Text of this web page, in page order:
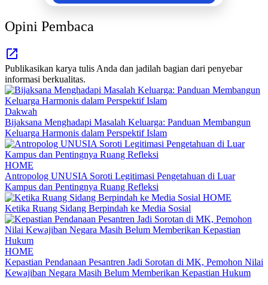
Opini Pembaca
Publikasikan karya tulis Anda dan jadilah bagian dari penyebar
informasi berkualitas.
Dakwah
Bijaksana Menghadapi Masalah Keluarga: Panduan Membangun
Keluarga Harmonis dalam Perspektif Islam
HOME
Antropolog UNUSIA Soroti Legitimasi Pengetahuan di Luar
Kampus dan Pentingnya Ruang Refleksi
HOME
Ketika Ruang Sidang Berpindah ke Media Sosial
HOME
Kepastian Pendanaan Pesantren Jadi Sorotan di MK, Pemohon Nilai
Kewajiban Negara Masih Belum Memberikan Kepastian Hukum